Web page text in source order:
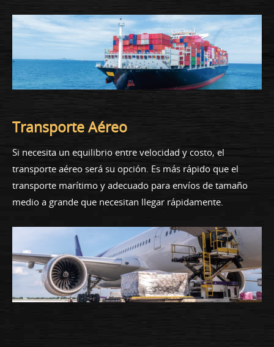
Transporte Aéreo
Si necesita un equilibrio entre velocidad y costo, el
transporte aéreo será su opción. Es más rápido que el
transporte marítimo y adecuado para envíos de tamaño
medio a grande que necesitan llegar rápidamente.